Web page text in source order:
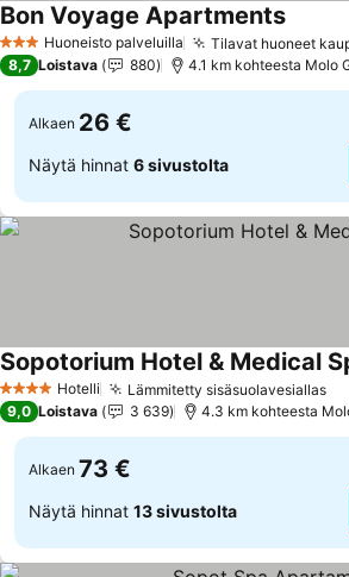
3 Tähtiluokitus
Huoneisto palveluilla Tilavat huoneet
Bon Voyage ApartmentsKatso
8,7 Loistava 880 4.1 km kohteesta Molo
Alkaen 26 €
Näytä hinnat 6 sivustolta
4 Tähtiluokitus
Hotelli Lämmitetty sisäsuolavesiallas
Sopotorium Hotel & Medical
9,0 Loistava 3 639 4.3 km kohteesta
Alkaen 73 €
Näytä hinnat 13 sivustolta